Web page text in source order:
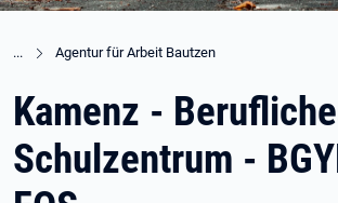
Agentur für Arbeit Bautzen
Kamenz -
Schulzentrum -